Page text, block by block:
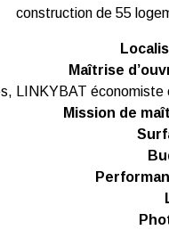
construction de 55
Maîtrise
LINKYBAT
Mission de